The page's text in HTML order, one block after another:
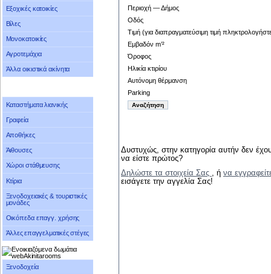
Εξοχικές κατοικίες
Βίλες
Μονοκατοικίες
Αγροτεμάχια
Άλλα οικιστικά ακίνητα
Καταστήματα λιανικής
Γραφεία
Αποθήκες
Άιθουσες
Χώροι στάθμευσης
Κτίρια
Ξενοδοχειακές & τουριστικές
μονάδες
Οικόπεδα επαγγ. χρήσης
Άλλες επαγγελματικές στέγες
Ξενοδοχεία
Περιοχή — Δήμος
Οδός
Τιμή (για διαπραγματεύσιμη τιμή
Εμβαδόν m’²
Όροφος
Ηλικία κτιρίου
Αυτόνομη θέρμανση
Parking
Δυστυχώς, στην κατηγορία αυτήν δεν
να είστε πρώτος?
Δηλώστε τα στοιχεία Σας , ή να
εισάγετε την αγγελία Σας!